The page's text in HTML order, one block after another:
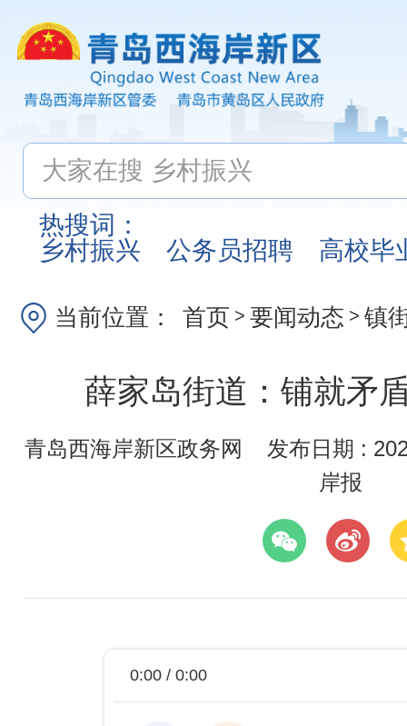
热搜词：
乡村振兴
公务员招聘 高校毕
当前位置： 首页 > 要闻动态 > 镇
薛家岛街道：铺就矛
青岛西海岸新区政务网
发布日期 :
岸报
0:00 / 0:00